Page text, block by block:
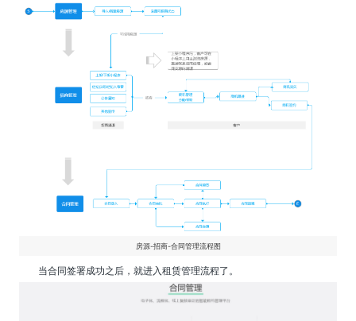
房源-招商-合同管理流程图
当合同签署成功之后，就进入租赁管理流程了。